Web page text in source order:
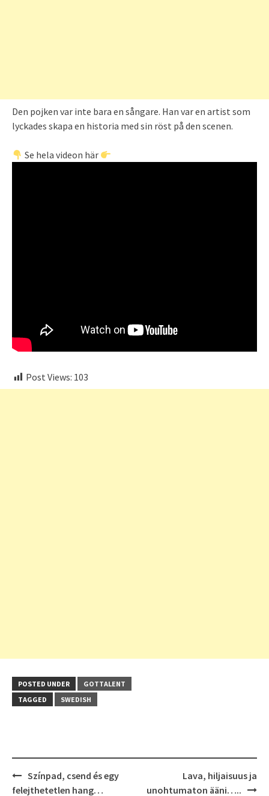
Den pojken var inte bara en sångare. Han var en artist som
lyckades skapa en historia med sin röst på den scenen.
Se hela videon här
Post Views: 103
POSTED UNDER
GOTTALENT
TAGGED
SWEDISH
Post
navigation
Színpad, csend és egy
felejthetetlen hang…
Lava, hiljaisuus ja
unohtumaton ääni…..